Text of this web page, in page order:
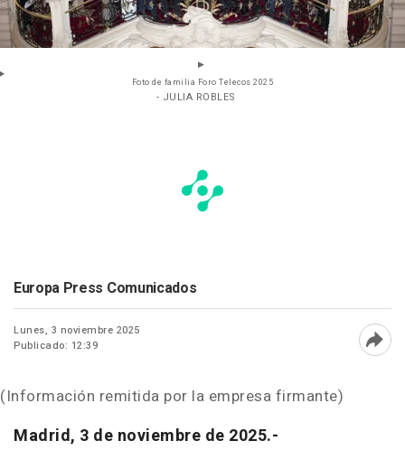
Foto de familia Foro Telecos 2025
- JULIA ROBLES
Europa Press Comunicados
Lunes, 3 noviembre 2025
Publicado: 12:39
(Información remitida por la empresa firmante)
Madrid, 3 de noviembre de 2025.-